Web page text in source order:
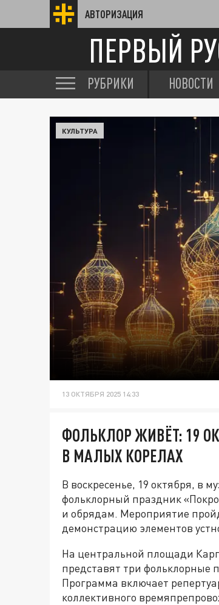
АВТОРИЗАЦИЯ
ПЕРВЫЙ
РУБРИКИ НОВОСТИ
КУЛЬТУРА
13 ОКТЯБРЯ 2025 14:33
ФОЛЬКЛОР ЖИВЁТ: 19
В МАЛЫХ КОРЕЛАХ
В воскресенье, 19 октября, в
фольклорный праздник
и обрядам. Мероприятие
демонстрацию элементов
На центральной площади
представят три
Программа включает
коллективного